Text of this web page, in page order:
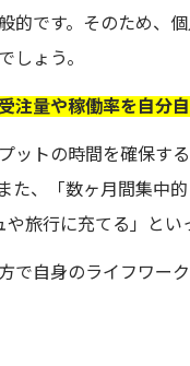
的です。そのため、
しょう。
注量や稼働率を自分
ットの時間を確保す
た、「数ヶ月間集中
旅行に充てる」とい
で自身のライフワー